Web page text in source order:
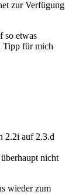
zur Verfügung
so etwas
Tipp für mich
2.2i auf 2.3.d
überhaupt nicht
wieder zum